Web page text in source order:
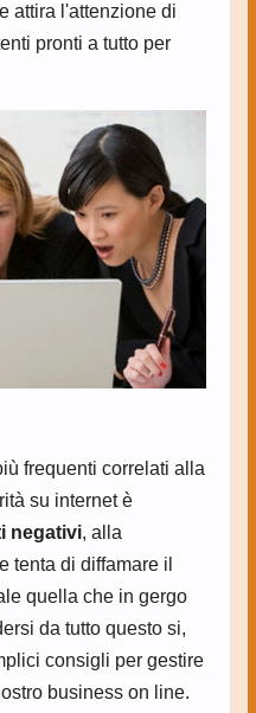
attira l'attenzione di
pronti a tutto per
frequenti correlati alla
su internet è
negativi, alla
tenta di diffamare il
quella che in gergo
da tutto questo si,
consigli per gestire
business on line.